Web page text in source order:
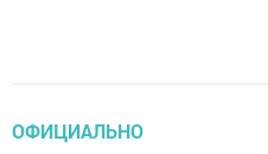
ОФИЦИАЛЬНО